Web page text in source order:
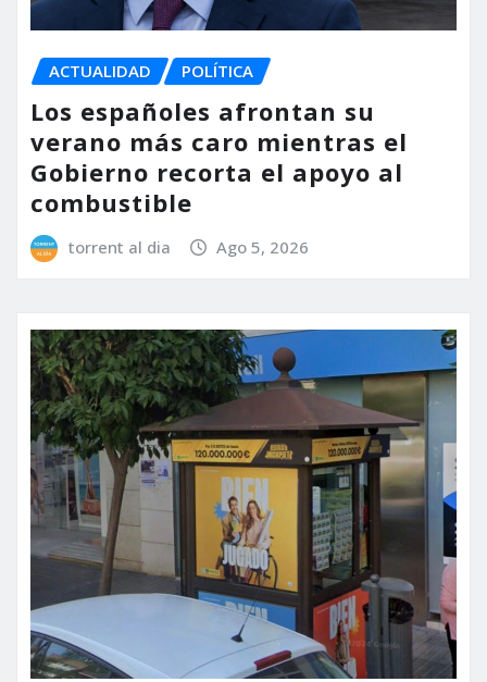
ACTUALIDAD POLÍTICA
Los españoles afrontan su
verano más caro mientras el
Gobierno recorta el apoyo al
combustible
torrent al dia Ago 5, 2026